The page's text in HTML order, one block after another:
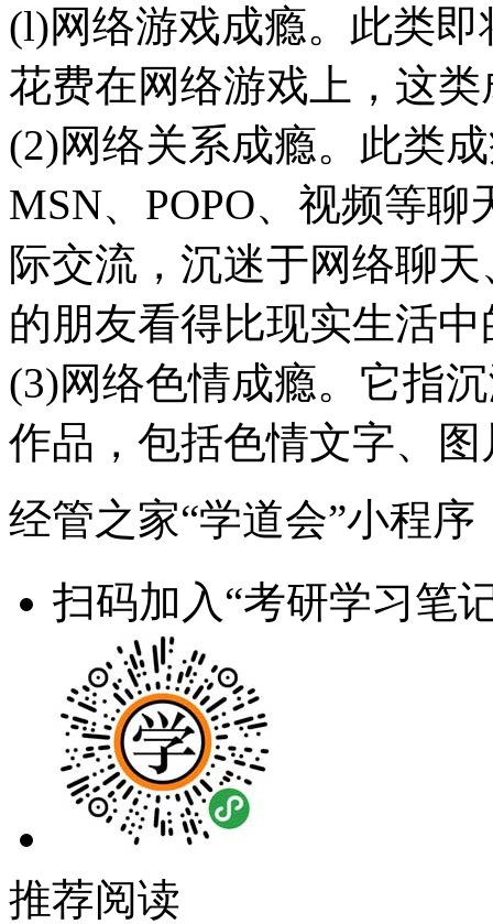
(l)网络游戏成瘾。此类
花费在网络游戏上，这
(2)网络关系成瘾。此类
MSN、POPO、视频等
际交流，沉迷于网络聊
的朋友看得比现实生活
(3)网络色情成瘾。它指
作品，包括色情文字、
经管之家“学道会”小程序
扫码加入“考研学习笔
推荐阅读